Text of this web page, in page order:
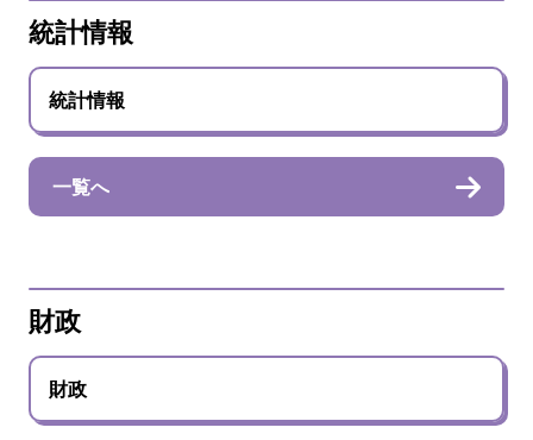
統計情報
統計情報
一覧へ
財政
財政